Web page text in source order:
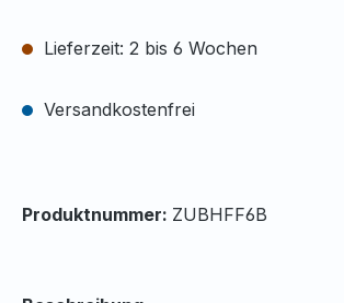
Lieferzeit: 2 bis 6 Wochen
Versandkostenfrei
Produktnummer: ZUBHFF6B